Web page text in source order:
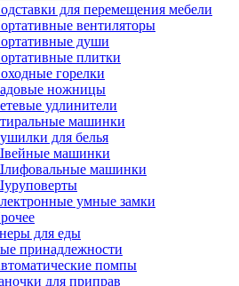
для перемещения мебели
вентиляторы
души
плитки
горелки
ножницы
удлинители
машинки
для белья
машинки
машинки
умные замки
для еды
принадлежности
помпы
для приправ